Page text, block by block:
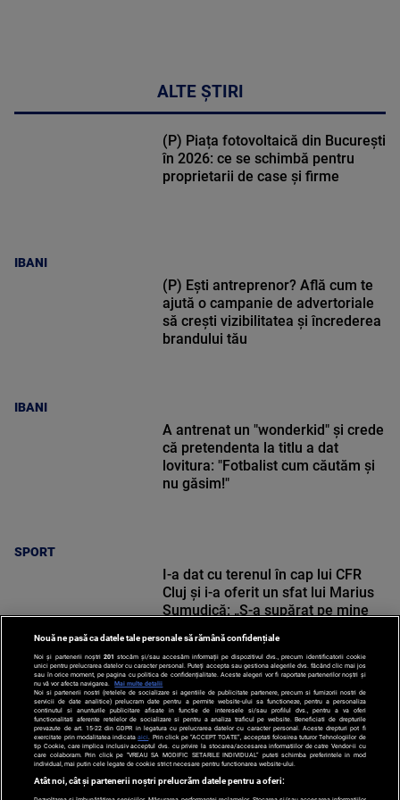
ALTE ȘTIRI
IBANI
(P) Piața fotovoltaică din București
în 2026: ce se schimbă pentru
proprietarii de case și firme
IBANI
(P) Ești antreprenor? Află cum te
ajută o campanie de advertoriale
să crești vizibilitatea și încrederea
brandului tău
SPORT
A antrenat un "wonderkid" și crede
că pretendenta la titlu a dat
lovitura: "Fotbalist cum căutăm și
nu găsim!"
SPORT
I-a dat cu terenul în cap lui CFR
Cluj și i-a oferit un sfat lui Marius
Șumudică: „S-a supărat pe mine
Nouă ne pasă ca datele tale personale să rămână confidențiale
Noi și partenerii noștri 201 stocăm și/sau accesăm informații pe dispozitivul dvs., precum identificatorii cookie
unici pentru prelucrarea datelor cu caracter personal. Puteți accepta sau gestiona alegerile dvs. făcând clic mai jos
sau în orice moment, pe pagina cu politica de confidențialitate. Aceste alegeri vor fi raportate partenerilor noștri și
nu vă vor afecta navigarea.
Mai multe detalii
Noi si partenerii nostri (retelele de socializare si agentiile de publicitate partenere, precum si furnizorii nostri de
servicii de date analitice) prelucram date pentru a permite website-ului sa functioneze, pentru a personaliza
continutul si anunturile publicitare afisate in functie de interesele si/sau profilul dvs., pentru a va oferi
functionalitati aferente retelelor de socializare si pentru a analiza traficul pe website. Beneficiati de drepturile
prevazute de art. 15-22 din GDPR in legatura cu prelucrarea datelor cu caracter personal. Aceste drepturi pot fi
exercitate prin modalitatea indicataaici . Prin click pe “ACCEPT TOATE”, acceptati folosirea tuturor Tehnologiilor de
tip Cookie, care implica inclusiv acceptul dvs. cu privire la stocarea/accesarea informatiilor de catre Vendor-ii cu
care colaboram. Prin click pe “VREAU SA MODIFIC SETARILE INDIVIDUAL” puteti schimba preferintele in mod
individual, mai putin cele legate de cookie strict necesare pentru functionarea website-ului.
Atât noi, cât și partenerii noștri prelucrăm datele pentru a oferi: